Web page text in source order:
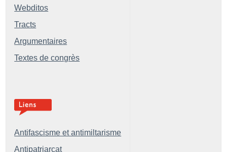
Webditos
Tracts
Argumentaires
Textes de congrès
Antifascisme et antimiltarisme
Antipatriarcat